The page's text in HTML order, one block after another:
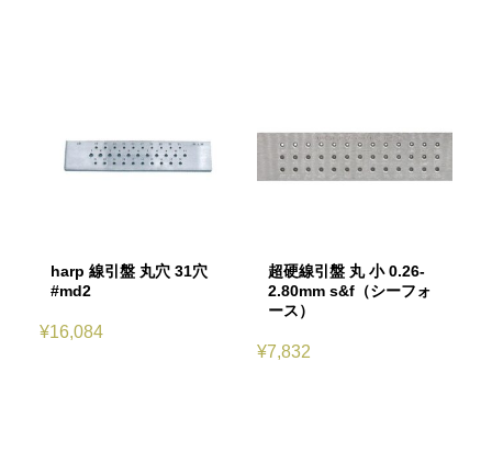
harp 線引盤 丸穴 31穴
#md2
¥16,084
超硬線引盤 丸 小 0.26-
2.80mm s&f（シーフォ
ース）
¥7,832